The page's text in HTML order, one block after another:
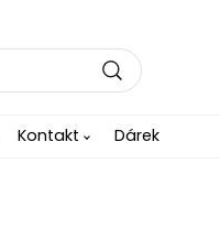
Kontakt Dárek